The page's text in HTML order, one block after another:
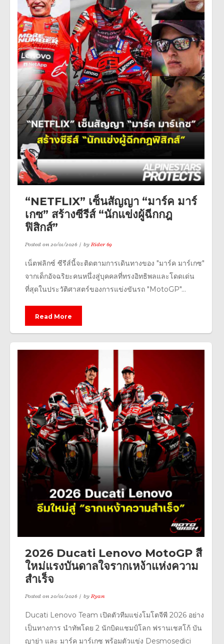
“NETFLIX” เซ็นสัญญา “มาร์ค มาร์
เกซ” สร้างซีรีส์ “นักแข่งผู้ฉีกกฎ
ฟิสิกส์”
Posted on20/01/2026 byRider 69
เน็ตฟลิกซ์ ซีรีส์นี้จะติดตามการเดินทางของ "มาร์ค มาร์เกซ"
จากเด็กอัจฉริยะคนหนึ่งสู่บุคคลที่ทรงอิทธิพลและโดดเด่น
ที่สุดในประวัติศาสตร์ของการแข่งขันรถ "MotoGP"...
Read More
2026 Ducati Lenovo MotoGP สี
ใหม่แรงบันดาลใจรากเหง้าแห่งความ
สำเร็จ
Posted on20/01/2026 byRyan
Ducati Lenovo Team เปิดตัวทีมแข่งโมโตจีพี 2026 อย่าง
เป็นทางการ นำทัพโดย 2 นักบิดแชมป์โลก ฟรานเชสโก้ บัน
ญาย่า และ มาร์ค มาร์เกซ พร้อมตัวแข่ง Desmosedici